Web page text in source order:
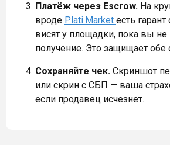
Платёж через Escrow. На
вроде Plati.Market есть
висят у площадки, пока вы не
получение. Это защищает обе
Сохраняйте чек. Скриншот
или скрин с СБП — ваша
если продавец исчезнет.